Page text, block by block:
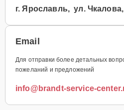
г. Ярославль, ул.
Email
Для отправки более детальных
пожеланий и предложений
info@brandt-service-